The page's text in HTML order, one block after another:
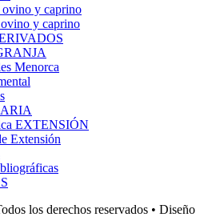
y caprino
y caprino
Menorca
EXTENSIÓN
Extensión
los derechos reservados • Diseño